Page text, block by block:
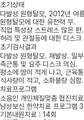
초기상태
다발성 원형탈모, 2012년 여
원형탈모에 대한 유전력 무.
직업 특성상 스트레스 많은 편.
허리 및 관절등에 대한 디스크
초기검사결과
다발성 원형탈모. 재발성. 일
족근통 및 요추 디스크 의심.
평소에 땀이 적게 나고, 근육
식사량이 적고, 소화불량 심함.
치료프로그램
소음인 개인체질맞춤 협진치료
남성보신 한약치료 프로그램 3
기본내원치료 : 14회